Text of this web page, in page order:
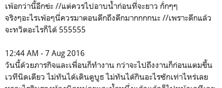
เพ้อกว่านี้อีกข่ะ //แต่ควรไปอาบน้ำก่อนที่จะยาว กั่กๆๆ
จริงๆอะไรเพ้อๆนี่ควรมาตอนดึกถึงดึกมากกกกนะ //เพราะดึกแล้ว
จะทวิตอะไรก็ได้ 555555
12:44 AM - 7 Aug 2016
วันนี้ด้วยภารกิจและเพื่อนก็ทำงาน กว่าจะไปถึงงานก็ก่อนแตมขึ้น
เวทีนิดเดียว ไม่ทันได้เดินดูบูธ ไม่ทันได้กินอะไรซักเท่าไหร่เลย